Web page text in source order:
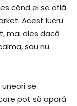
când ei se află
Acest lucru
mai ales dacă
sau nu
se
pot să apară